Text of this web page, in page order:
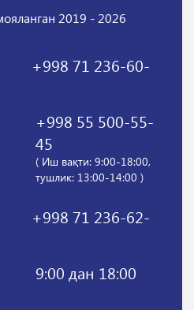
2019 - 2026
+998 71 236-60-
+998 55 500-55-
45
( Иш вақти: 9:00-18:00,
тушлик: 13:00-14:00 )
+998 71 236-62-
9:00 дан 18:00